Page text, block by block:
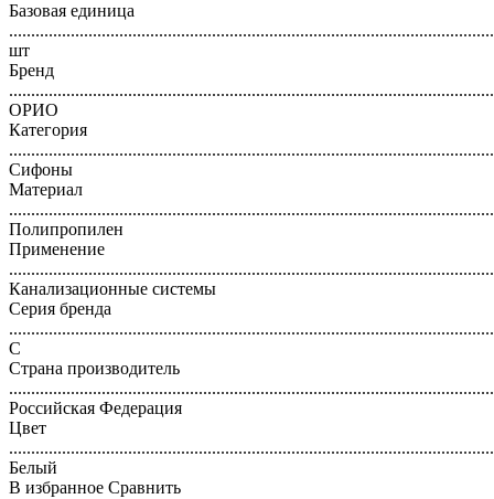
Базовая единица
шт
Бренд
ОРИО
Категория
Сифоны
Материал
Полипропилен
Применение
Канализационные системы
Серия бренда
С
Страна производитель
Российская Федерация
Цвет
Белый
В избранное Сравнить